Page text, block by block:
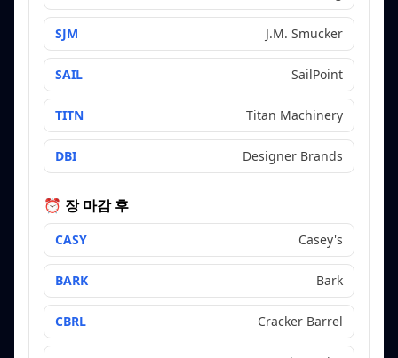
SJM J.M. Smucker
SAIL SailPoint
TITN Titan Machinery
DBI Designer Brands
⏰ 장 마감 후
CASY Casey's
BARK Bark
CBRL Cracker Barrel